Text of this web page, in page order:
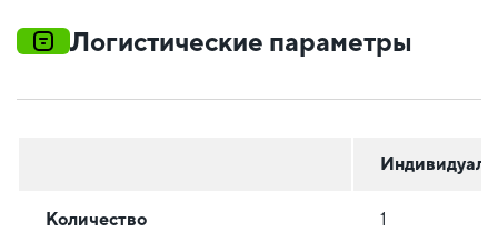
Логистические параметры
Количество 1